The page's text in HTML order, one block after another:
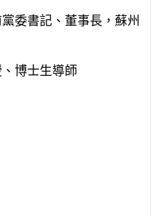
委書記、董事長，蘇州
博士生導師